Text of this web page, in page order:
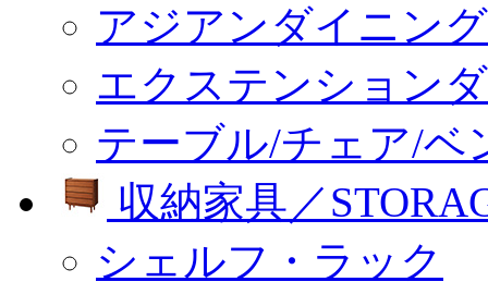
アジアンダイニング
エクステンション
テーブル/チェア/ベ
収納家具／
シェルフ・ラック